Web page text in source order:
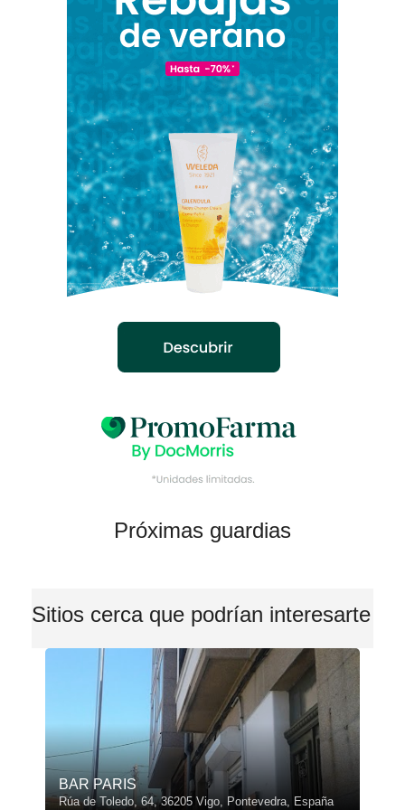
Próximas guardias
Sitios cerca que podrían interesarte
BAR PARIS
Rúa de Toledo, 64, 36205 Vigo, Pontevedra, España